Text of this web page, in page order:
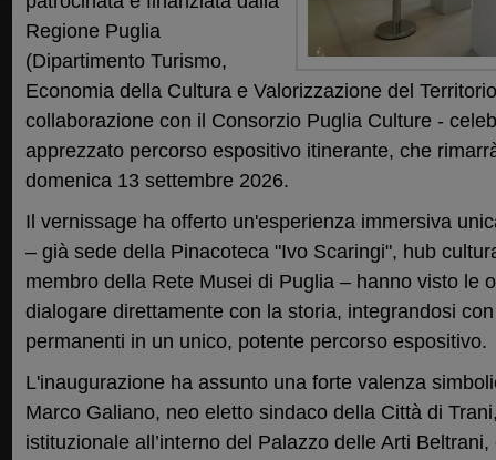
Regione Puglia
(Dipartimento Turismo,
Economia della Cultura e Valorizzazione del
collaborazione con il Consorzio Puglia Culture -
apprezzato percorso espositivo itinerante, che
domenica 13 settembre 2026.
Il vernissage ha offerto un'esperienza immersiva
– già sede della Pinacoteca "Ivo Scaringi", hub
membro della Rete Musei di Puglia – hanno visto le
dialogare direttamente con la storia, integrandosi
permanenti in un unico, potente percorso espositivo.
L'inaugurazione ha assunto una forte valenza
Marco Galiano, neo eletto sindaco della Città di
istituzionale all’interno del Palazzo delle Arti